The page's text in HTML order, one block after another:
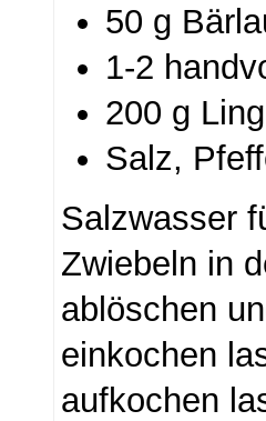
50 g
1-2
200 g
Salz,
Salzwasser
Zwiebeln in
ablöschen
einkochen
aufkochen